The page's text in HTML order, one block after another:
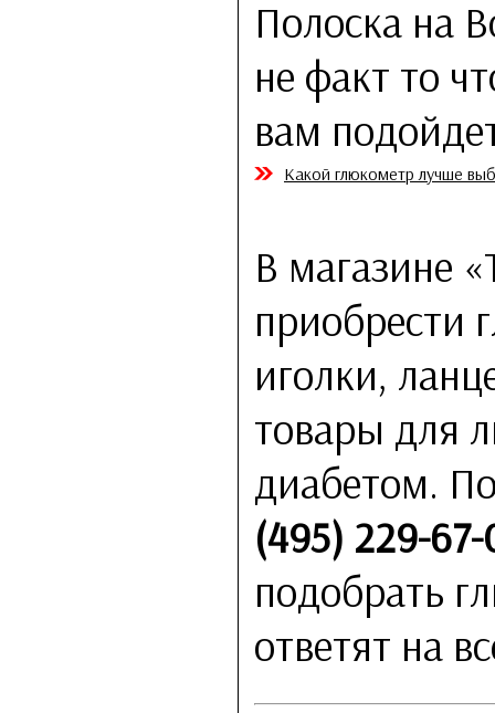
Полоска на
не факт то
вам
Какой глюкометр лучше
В магазине
приобрести
иголки,
товары для
диабетом.
(495) 229-
подобрать
ответят на